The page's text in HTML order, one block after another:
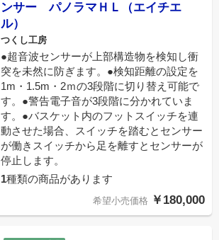
ンサー パノラマＨＬ（エイチエ
ル）
つくし工房
●超音波センサーが上部構造物を検知し衝
突を未然に防ぎます。●検知距離の設定を
1m・1.5m・2ｍの3段階に切り替え可能で
す。●警告電子音が3段階に分かれていま
す。●バスケット内のフットスイッチを連
動させた場合、スイッチを踏むとセンサー
が働きスイッチから足を離すとセンサーが
停止します。
1種類の商品があります
希望小売価格 ￥180,000